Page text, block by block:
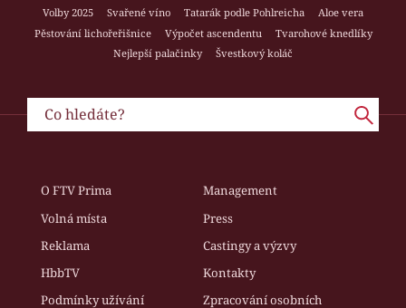
Volby 2025
Svařené víno Tatarák podle Pohlreicha
Aloe vera
Pěstování lichořeřišnice
Výpočet ascendentu
Tvarohové knedlíky
Nejlepší palačinky
Švestkový koláč
O FTV Prima
Management
Volná místa
Press
Reklama
Castingy a výzvy
HbbTV
Kontakty
Podmínky užívání
Zpracování osobních